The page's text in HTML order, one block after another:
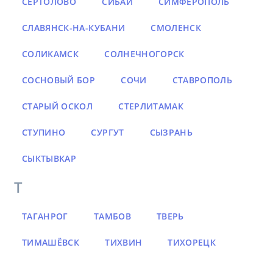
СЛАВЯНСК-НА-КУБАНИ СМОЛЕНСК
СОЛИКАМСК СОЛНЕЧНОГОРСК
СОСНОВЫЙ БОР СОЧИ СТАВРОПОЛЬ
СТАРЫЙ ОСКОЛ СТЕРЛИТАМАК
СТУПИНО СУРГУТ СЫЗРАНЬ
СЫКТЫВКАР
Т
ТАГАНРОГ ТАМБОВ ТВЕРЬ
ТИМАШЁВСК ТИХВИН ТИХОРЕЦК